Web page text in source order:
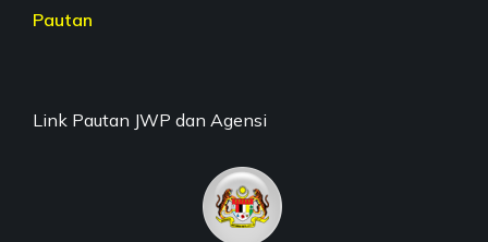
Pautan
Link Pautan JWP dan Agensi